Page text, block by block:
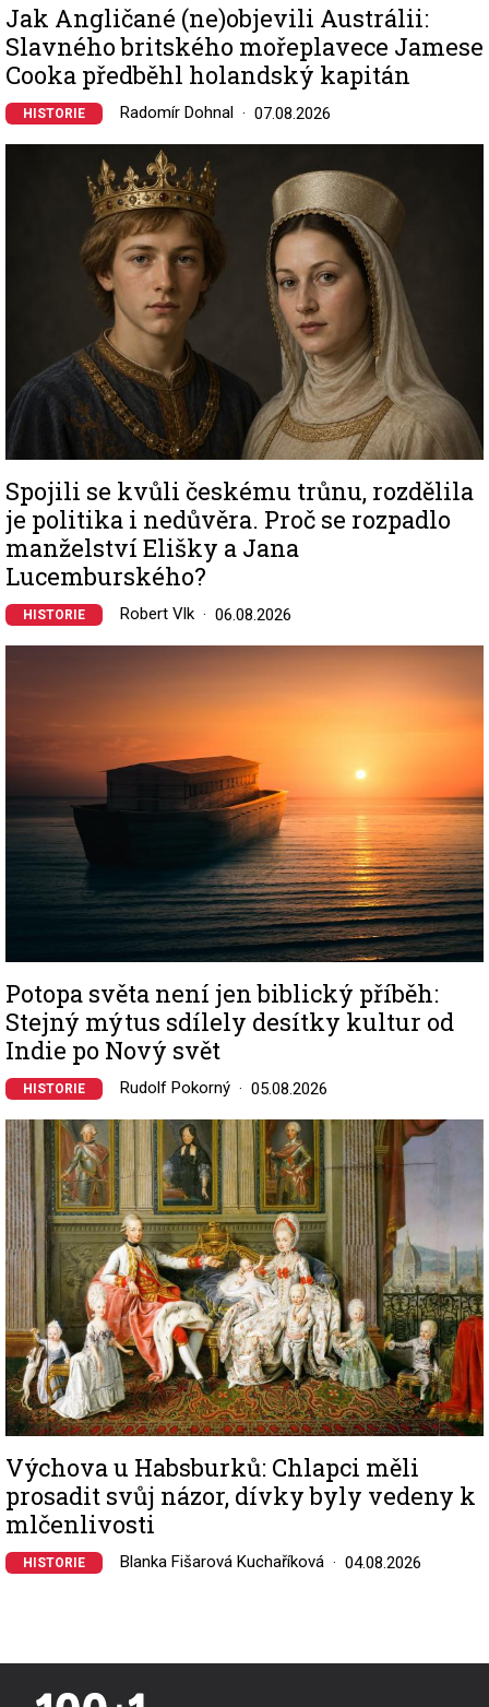
Jak Angličané (ne)objevili Austrálii:
Slavného britského mořeplavece Jamese
Cooka předběhl holandský kapitán
HISTORIE Radomír Dohnal 07.08.2026
Spojili se kvůli českému trůnu, rozdělila
je politika i nedůvěra. Proč se rozpadlo
manželství Elišky a Jana
Lucemburského?
HISTORIE Robert Vlk 06.08.2026
Potopa světa není jen biblický příběh:
Stejný mýtus sdílely desítky kultur od
Indie po Nový svět
HISTORIE Rudolf Pokorný 05.08.2026
Image
Výchova u Habsburků: Chlapci měli
prosadit svůj názor, dívky byly vedeny k
mlčenlivosti
HISTORIE Blanka Fišarová Kuchaříková 04.08.2026